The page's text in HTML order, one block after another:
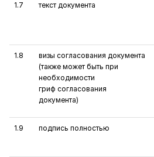
1.7 текст документа
1.8
визы согласования документа
(также может быть при
необходимости
гриф­ ­согласования
документа)
1.9 подпись полностью